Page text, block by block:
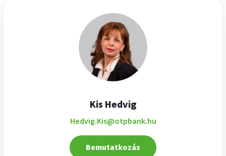
Kis Hedvig
Hedvig.Kis@otpbank.hu
Bemutatkozás